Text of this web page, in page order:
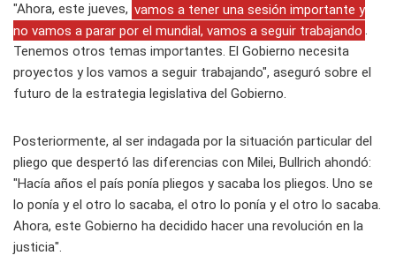
"Ahora, este jueves, vamos a tener una sesión importante y
no vamos a parar por el mundial, vamos a seguir trabajando .
Tenemos otros temas importantes. El Gobierno necesita
proyectos y los vamos a seguir trabajando", aseguró sobre el
futuro de la estrategia legislativa del Gobierno.
Posteriormente, al ser indagada por la situación particular del
pliego que despertó las diferencias con Milei, Bullrich ahondó:
"Hacía años el país ponía pliegos y sacaba los pliegos. Uno se
lo ponía y el otro lo sacaba, el otro lo ponía y el otro lo sacaba.
Ahora, este Gobierno ha decidido hacer una revolución en la
justicia".